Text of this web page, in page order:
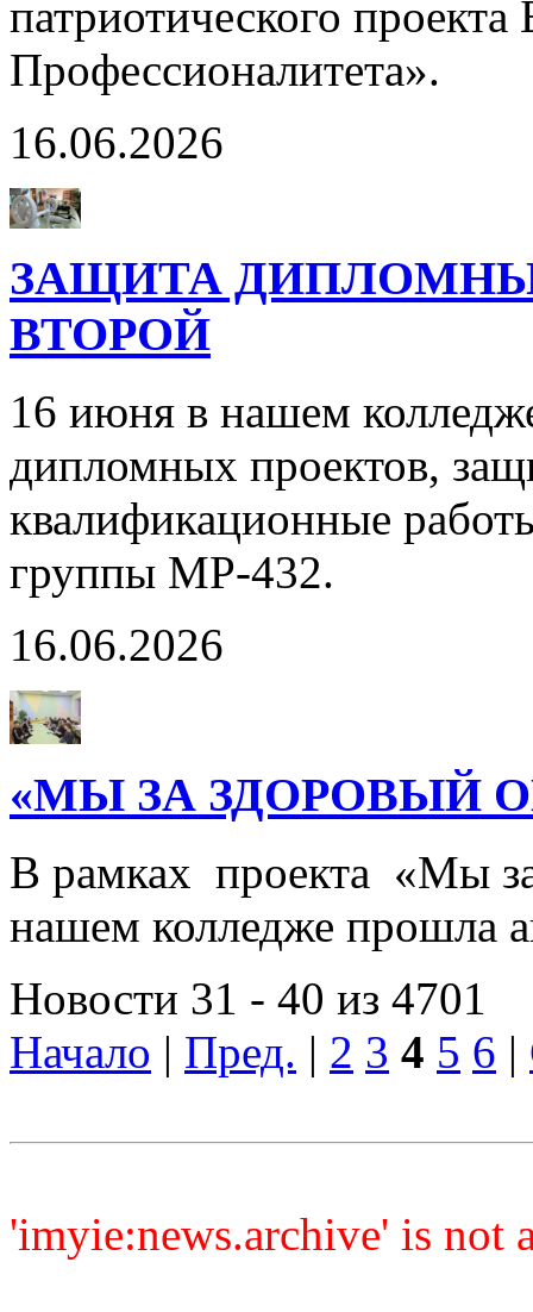
патриотического
Профессионалитета».
16.06.2026
ЗАЩИТА
ВТОРОЙ
16 июня в нашем
дипломных проектов,
квалификационные
группы МР-432.
16.06.2026
«МЫ ЗА ЗДОРОВЫЙ
В рамках проекта «Мы
нашем колледже
Новости 31 - 40 из 4701
Начало | Пред. | 2 3 4 5 6 |
'imyie:news.archive' is not